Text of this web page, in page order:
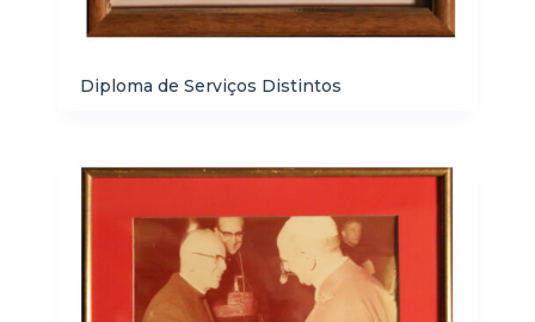
Diploma de Serviços Distintos